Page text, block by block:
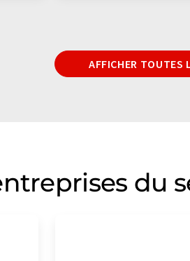
AFFICHER TOUTES
du